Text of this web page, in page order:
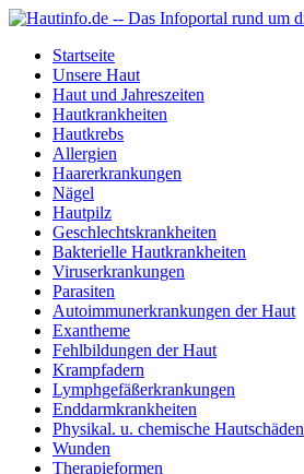
Startseite
Unsere Haut
Haut und Jahreszeiten
Hautkrankheiten
Hautkrebs
Allergien
Haarerkrankungen
Nägel
Hautpilz
Geschlechtskrankheiten
Bakterielle Hautkrankheiten
Viruserkrankungen
Parasiten
Autoimmunerkrankungen der Haut
Exantheme
Fehlbildungen der Haut
Krampfadern
Lymphgefäßerkrankungen
Enddarmkrankheiten
Physikal. u. chemische Hautschäden
Wunden
Therapieformen